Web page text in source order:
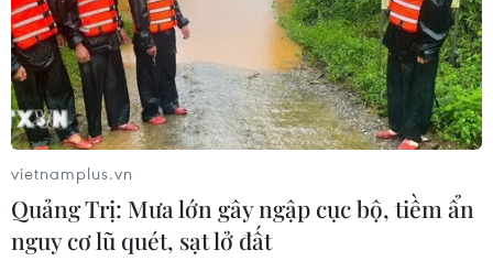
vietnamplus.vn
Quảng Trị: Mưa lớn gây ngập cục bộ, tiềm ẩn
nguy cơ lũ quét, sạt lở đất